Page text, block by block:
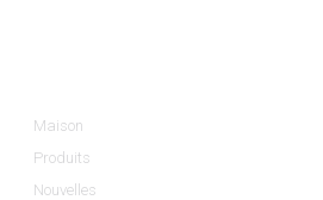
Maison
Produits
Nouvelles